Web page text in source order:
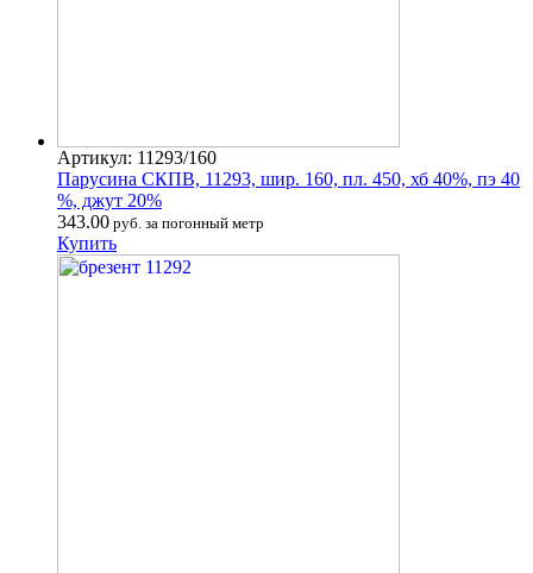
Артикул: 11293/160
Парусина СКПВ, 11293, шир. 160, пл. 450, хб 40%, пэ 40
%, джут 20%
343.00 руб. за погонный метр
Купить